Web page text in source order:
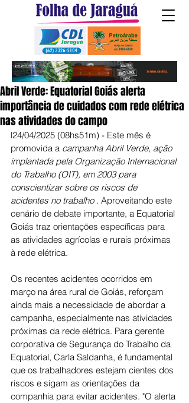
Abril Verde: Equatorial Goiás alerta
importância de cuidados com rede elétrica
nas atividades do campo
l24/04/2025 (08hs51m) - Este mês é
promovida a campanha Abril Verde, ação
implantada pela Organização Internacional
do Trabalho (OIT), em 2003 para
conscientizar sobre os riscos de
acidentes no trabalho . Aproveitando este
cenário de debate importante, a Equatorial
Goiás traz orientações específicas para
as atividades agrícolas e rurais próximas
à rede elétrica.
Os recentes acidentes ocorridos em
março na área rural de Goiás, reforçam
ainda mais a necessidade de abordar a
campanha, especialmente nas atividades
próximas da rede elétrica. Para gerente
corporativa de Segurança do Trabalho da
Equatorial, Carla Saldanha, é fundamental
que os trabalhadores estejam cientes dos
riscos e sigam as orientações da
companhia para evitar acidentes. "O alerta